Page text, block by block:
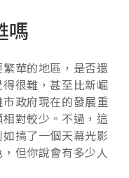
嗎
華的地區，是否還
很難，甚至比新崛
政府現在的發展重
對較少。不過，這
搞了一個天幕光影
但你說會有多少人